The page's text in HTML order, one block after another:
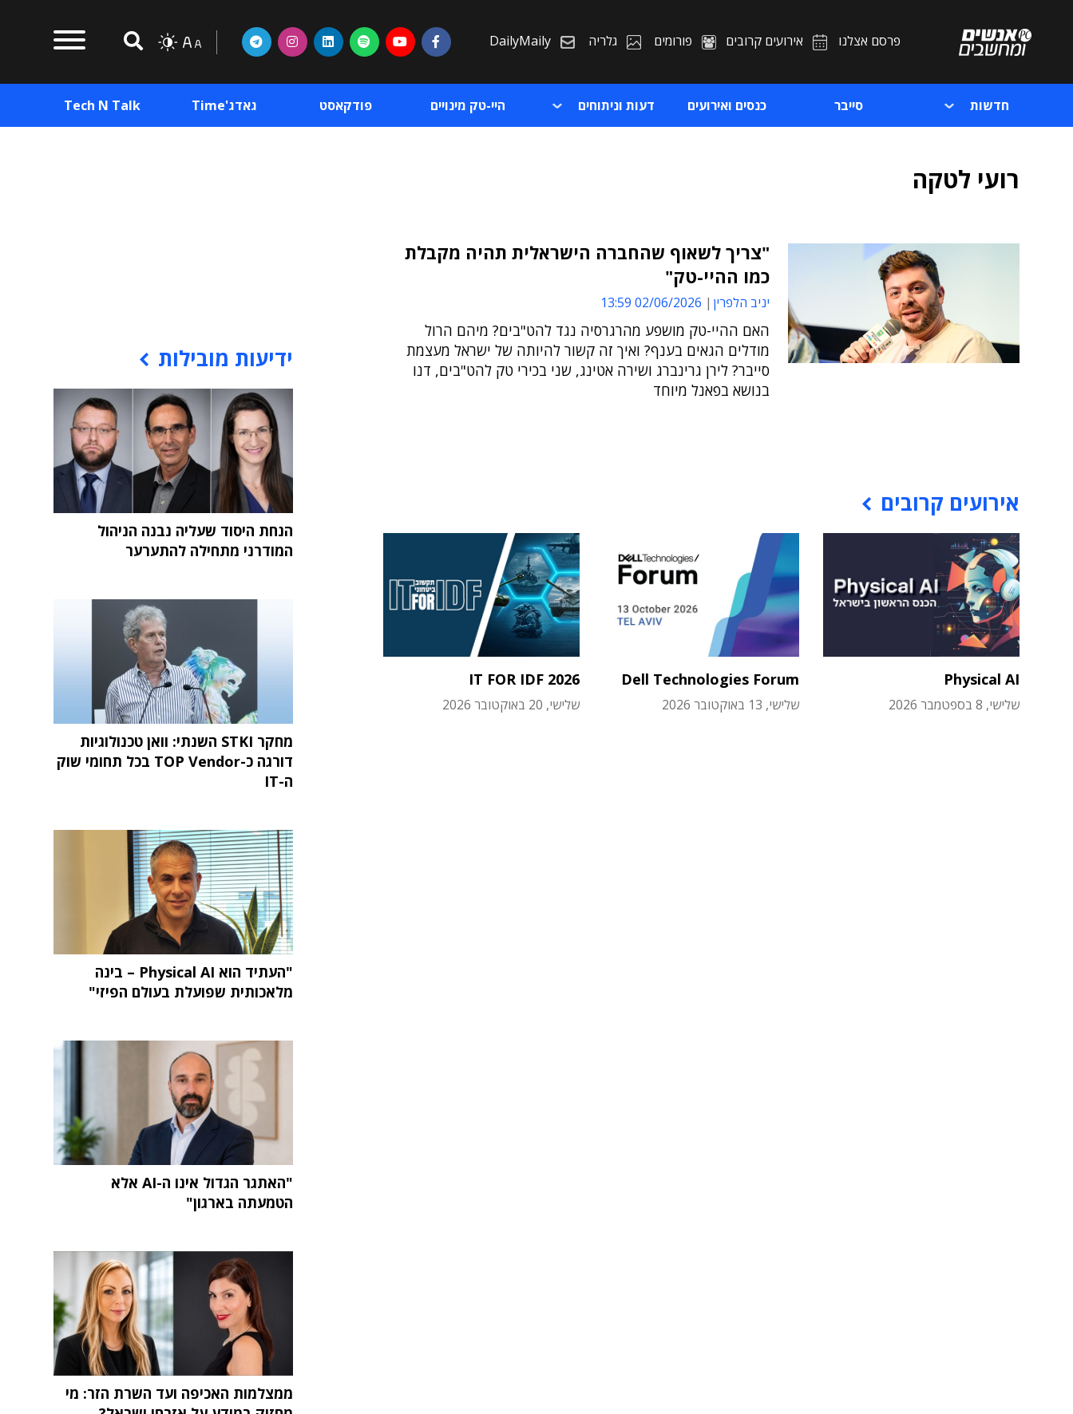
פרסם אצלנו אירועים קרובים פורומים גלריה DailyMaily
חדשות סייבר כנסים ואירועים דעות וניתוחים היי-טק מינויים פודקאסט גאדג'Time Tech N Talk
רועי לטקה
"צריך לשאוף שהחברה הישראלית תהיה מקבלת
כמו ההיי-טק"
יניב הלפרין 02/06/2026 13:59
האם ההיי-טק מושפע מהרגרסיה נגד להט"בים? מיהם הרול
מודלים הגאים בענף? ואיך זה קשור להיותה של ישראל מעצמת
סייבר? לירן גרינברג ושירה אטינג, שני בכירי טק להט"בים, דנו
בנושא בפאנל מיוחד
אירועים קרובים
Physical AI
שלישי, 8 בספטמבר 2026
Dell Technologies Forum
שלישי, 13 באוקטובר 2026
IT FOR IDF 2026
שלישי, 20 באוקטובר 2026
ידיעות מובילות
הנחת היסוד שעליה נבנה הניהול
המודרני מתחילה להתערער
מחקר STKI השנתי: וואן טכנולוגיות
דורגה כ-TOP Vendor בכל תחומי שוק
ה-IT
"העתיד הוא Physical AI – בינה
מלאכותית שפועלת בעולם הפיזי"
"האתגר הגדול אינו ה-AI אלא
הטמעתה בארגון"
ממצלמות האכיפה ועד השרת הזר: מי